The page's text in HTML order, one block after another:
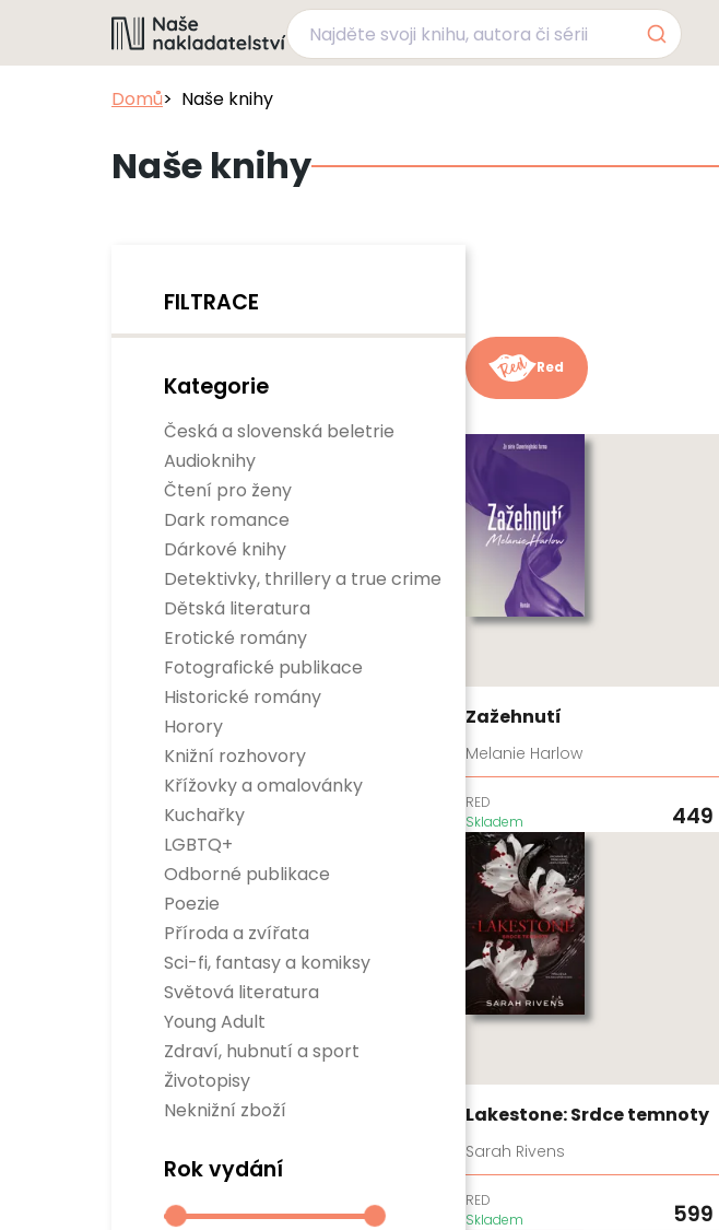
Domů Naše knihy
Naše knihy
FILTRACE
Kategorie
Česká a slovenská beletrie
Audioknihy
Čtení pro ženy
Dark romance
Dárkové knihy
Detektivky, thrillery a true crime
Detektivky
True crime
Thrillery
Dětská literatura
Dětská naučná
Dětská beletrie
Erotické romány
Fotografické publikace
Historické romány
Horory
Knižní rozhovory
Křížovky a omalovánky
Kuchařky
LGBTQ+
Odborné publikace
Esoterika a duchovní svět
Dítě, rodina a vztahy
Encyklopedie
Hobby
Osobnosti
Rozvoj osobnosti
Business a management
Populárně naučné
Historie
Poezie
Příroda a zvířata
Sci-fi, fantasy a komiksy
Sci-fi
Fantasy
Komiksy
Verneovky
Gamebooky
Manga
Světová literatura
Divadelní hry
Světová beletrie
Young Adult
Zdraví, hubnutí a sport
Sport
Zdraví a hubnutí
Životopisy
Neknižní zboží
Rok vydání
Red
Zažehnutí
Melanie Harlow
RED
Skladem
449
Lakestone: Srdce temnoty
Sarah Rivens
RED
Skladem
599